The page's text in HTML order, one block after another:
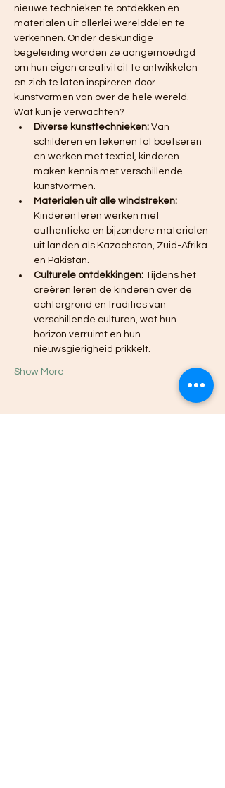
nieuwe technieken te ontdekken en
materialen uit allerlei werelddelen te
verkennen. Onder deskundige
begeleiding worden ze aangemoedigd
om hun eigen creativiteit te ontwikkelen
en zich te laten inspireren door
kunstvormen van over de hele wereld.
Wat kun je verwachten?
Diverse kunsttechnieken: Van
schilderen en tekenen tot boetseren
en werken met textiel, kinderen
maken kennis met verschillende
kunstvormen.
Materialen uit alle windstreken:
Kinderen leren werken met
authentieke en bijzondere materialen
uit landen als Kazachstan, Zuid-Afrika
en Pakistan.
Culturele ontdekkingen: Tijdens het
creëren leren de kinderen over de
achtergrond en tradities van
verschillende culturen, wat hun
horizon verruimt en hun
nieuwsgierigheid prikkelt.
Show More